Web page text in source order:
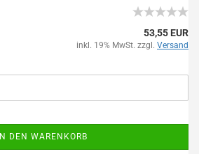
53,55 EUR
inkl. 19% MwSt. zzgl. Versand
IN DEN WARENKORB